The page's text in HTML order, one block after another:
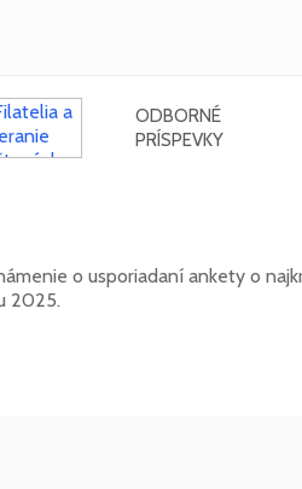
ODBORNÉ
PRÍSPEVKY
o usporiadaní ankety o
2025.